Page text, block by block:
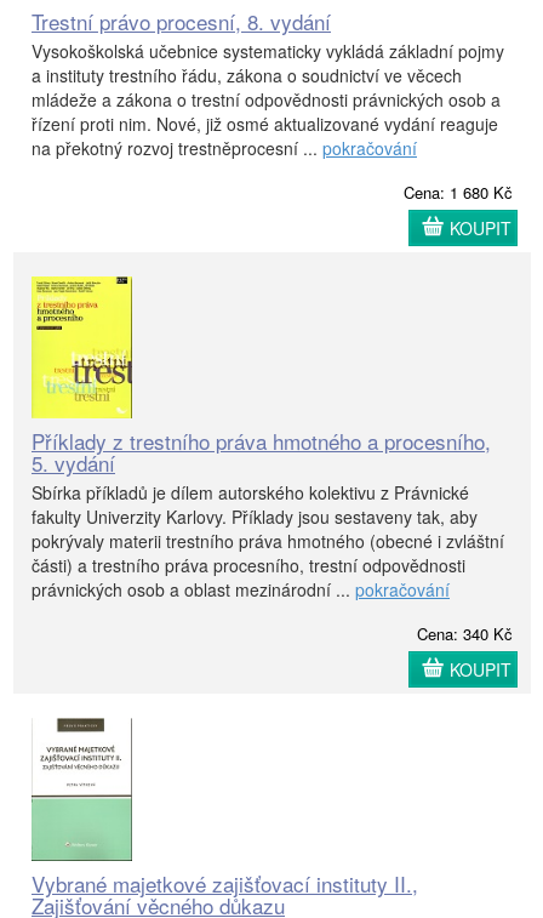
Trestní právo procesní, 8. vydání
Vysokoškolská učebnice systematicky vykládá základní pojmy
a instituty trestního řádu, zákona o soudnictví ve věcech
mládeže a zákona o trestní odpovědnosti právnických osob a
řízení proti nim. Nové, již osmé aktualizované vydání reaguje
na překotný rozvoj trestněprocesní ... pokračování
Cena: 1 680 Kč
KOUPIT
Příklady z trestního práva hmotného a procesního,
5. vydání
Sbírka příkladů je dílem autorského kolektivu z Právnické
fakulty Univerzity Karlovy. Příklady jsou sestaveny tak, aby
pokrývaly materii trestního práva hmotného (obecné i zvláštní
části) a trestního práva procesního, trestní odpovědnosti
právnických osob a oblast mezinárodní ... pokračování
Cena: 340 Kč
KOUPIT
Vybrané majetkové zajišťovací instituty II.,
Zajišťování věcného důkazu